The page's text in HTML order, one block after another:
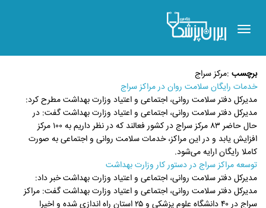
Toggle
navigation
برچسب :مرکز سراج
خدمات رایگان سلامت روان در مراکز سراج
مدیرکل دفتر سلامت روانی، اجتماعی و اعتیاد وزارت بهداشت مطرح کرد:
مدیرکل دفتر سلامت روانی، اجتماعی و اعتیاد وزارت بهداشت گفت: در
حال حاضر ۸۳ مرکز سراج در کشور فعالند که در نظر داریم به ۱۰۰ مرکز
افزایش یابد و در این مراکز، خدمات سلامت روانی و اجتماعی به صورت
کاملا رایگان ارایه می‌شود.
توسعه مراکز سراج در دستور کار وزارت بهداشت
مدیرکل دفتر سلامت روانی، اجتماعی و اعتیاد وزارت بهداشت خبر داد:
مدیرکل دفتر سلامت روانی، اجتماعی و اعتیاد وزارت بهداشت گفت: مراکز
سراج در ۴۰ دانشگاه علوم پزشکی و ۲۵ استان راه اندازی شده و اخیرا